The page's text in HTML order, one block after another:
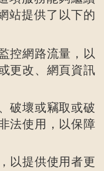
站提供了以下的
控網路流量，以
更改、網頁資訊
破壞或竊取或破
法使用，以保障
以提供使用者更